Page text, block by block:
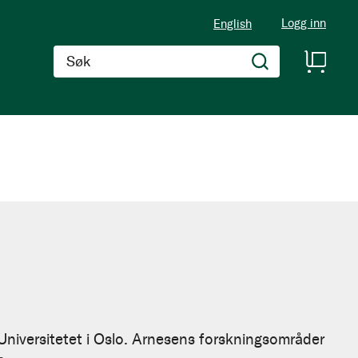
English Logg inn
Søk
i Oslo. Arnesens forskningsområder